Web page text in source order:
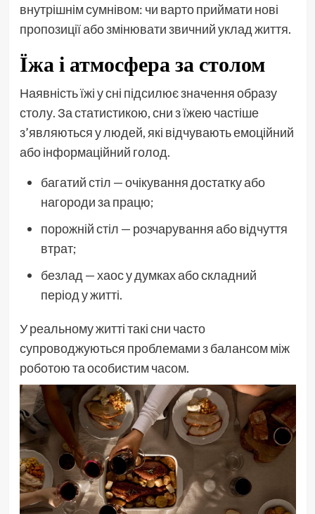
внутрішнім сумнівом: чи варто приймати нові
пропозиції або змінювати звичний уклад життя.
Їжа і атмосфера за столом
Наявність їжі у сні підсилює значення образу
столу. За статистикою, сни з їжею частіше
з’являються у людей, які відчувають емоційний
або інформаційний голод.
багатий стіл — очікування достатку або
нагороди за працю;
порожній стіл — розчарування або відчуття
втрат;
безлад — хаос у думках або складний
період у житті.
У реальному житті такі сни часто
супроводжуються проблемами з балансом між
роботою та особистим часом.